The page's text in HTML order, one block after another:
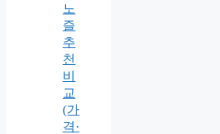
노
즐
추
천
비
교
(가
격·